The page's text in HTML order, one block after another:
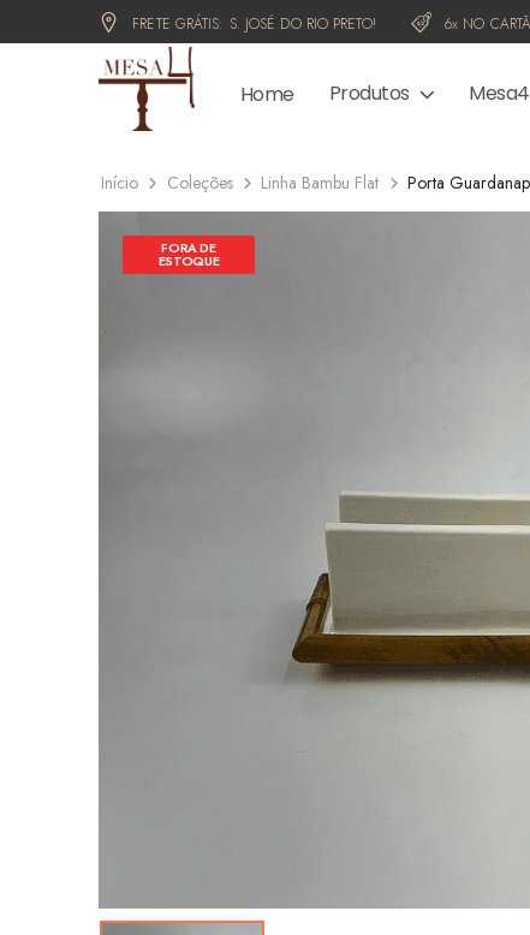
FRETE GRÁTIS: S. JOSÉ DO RIO PRETO! 6x NO
Home Produtos Mesa4
Início Coleções Linha Bambu Flat Porta
FORA DE
ESTOQUE